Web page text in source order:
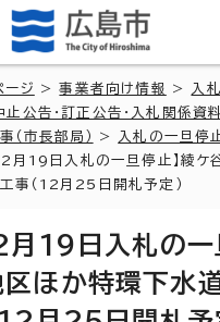
ージ >事業者向け情報 >
入
止公告・訂正公告・入札関係資
（市長部局） >
入札の一旦停
月19日入札の一旦停止】綾ケ
事（12月25日開札予定）
月19日入札の一
区ほか特環下水